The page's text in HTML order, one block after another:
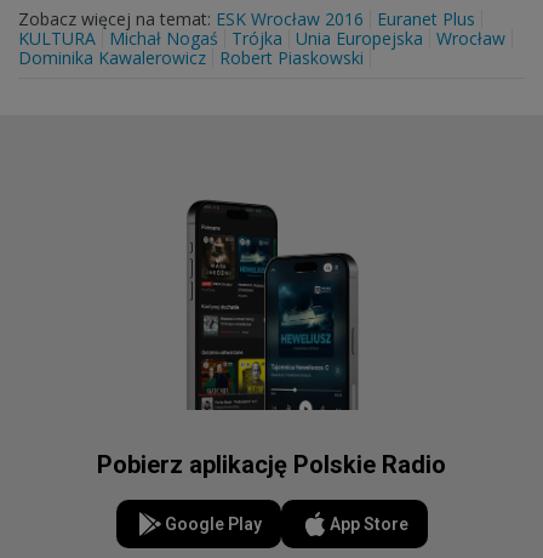
Zobacz więcej na temat: ESK Wrocław 2016
Euranet Plus
KULTURA
Michał Nogaś Trójka Unia Europejska
Wrocław
Dominika Kawalerowicz
Robert Piaskowski
Pobierz aplikację Polskie Radio
Google Play App Store